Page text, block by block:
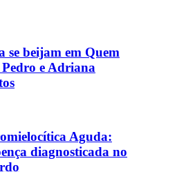
se beijam em Quem
e Adriana
Aguda:
diagnosticada no